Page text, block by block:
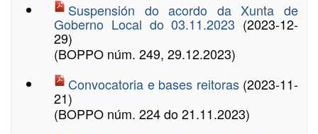
Suspensión do acordo da Xunta de
Goberno Local do 03.11.2023 (2023-12-
29)
(BOPPO núm. 249, 29.12.2023)
Convocatoria e bases reitoras (2023-11-
21)
(BOPPO núm. 224 do 21.11.2023)